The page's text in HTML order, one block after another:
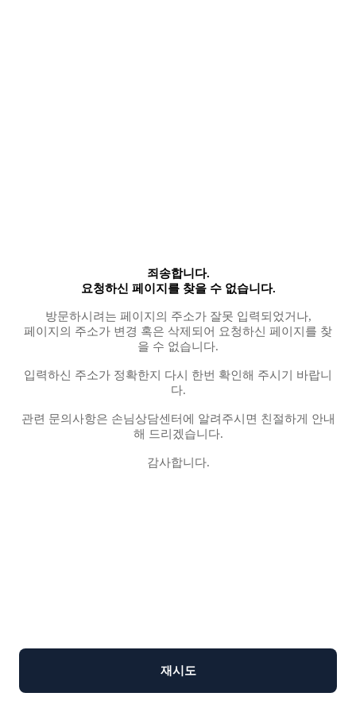
죄송합니다.
요청하신 페이지를 찾을 수 없습니다.
방문하시려는 페이지의 주소가 잘못 입력되었거나,
페이지의 주소가 변경 혹은 삭제되어 요청하신 페이지를 찾
을 수 없습니다.
입력하신 주소가 정확한지 다시 한번 확인해 주시기 바랍니
다.
관련 문의사항은 손님상담센터에 알려주시면 친절하게 안내
해 드리겠습니다.
감사합니다.
재시도